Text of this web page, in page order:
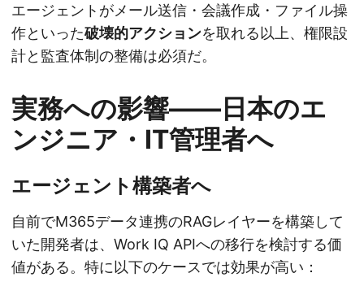
エージェントがメール送信・会議作成・ファイル操
作といった破壊的アクションを取れる以上、権限設
計と監査体制の整備は必須だ。
実務への影響――日本のエ
ンジニア・IT管理者へ
エージェント構築者へ
自前でM365データ連携のRAGレイヤーを構築して
いた開発者は、Work IQ APIへの移行を検討する価
値がある。特に以下のケースでは効果が高い：